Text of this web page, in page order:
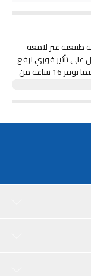
طبيعية غير لامعة
على تأثير فوري لرفع
العين. تركيبة مقاومة للتجاعيد لن تتكتل أو تستقر، مما يوفر 16 ساعة من
فهو يطمس مظهر
البارابين والزيوت
والغلوتين.